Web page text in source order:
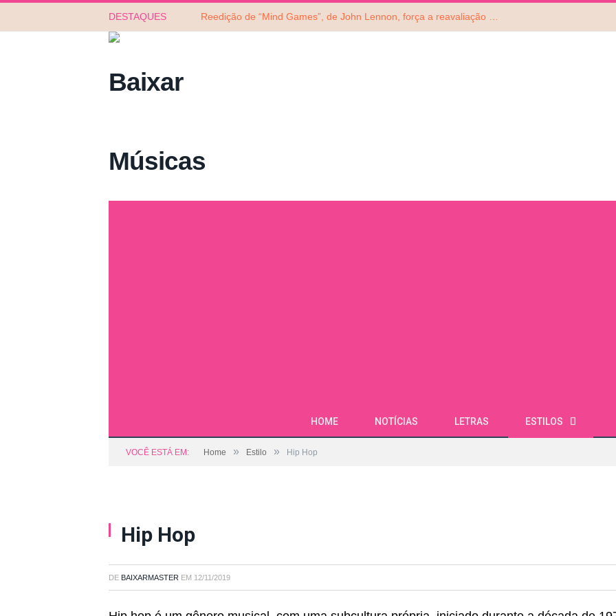
DESTAQUES Reedição de “Mind Games”, de John Lennon, força a reavaliação do álbum do ex-Beatle. Ouça!
HOME NOTÍCIAS LETRAS ESTILOS
VOCÊ ESTÁ EM: Home » Estilo » Hip Hop
Hip Hop
DE BAIXARMASTER EM 12/11/2019